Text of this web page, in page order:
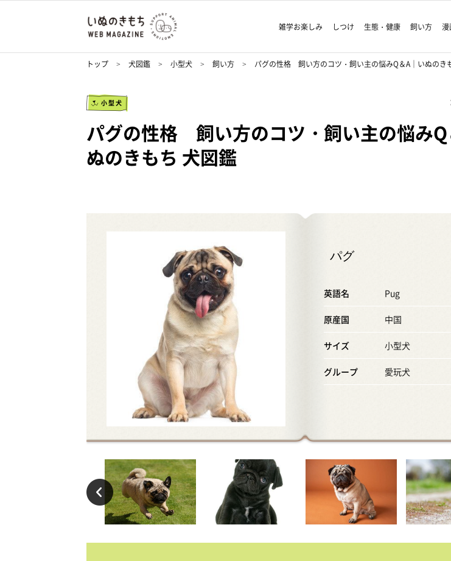
雑学お楽しみ しつけ 生態・健康 飼い方 漫
トップ 犬図鑑 小型犬 飼い方 パグの性格 飼い方のコツ・飼い主の悩みQ＆A｜いぬの
小型犬
パグの性格 飼い方のコツ・飼い主の悩みQ
ぬのきもち 犬図鑑
パグ
英語名 Pug
原産国 中国
サイズ 小型犬
グループ 愛玩犬